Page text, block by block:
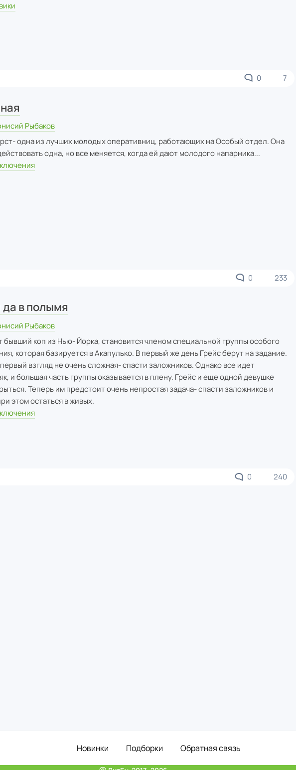
0 7
Рыбаков
одна из лучших молодых оперативниц, работающих на Особый отдел. Она
одна, но все меняется, когда ей дают молодого напарника...
0 233
да в полымя
Рыбаков
бывший коп из Нью- Йорка, становится членом специальной группы особого
которая базируется в Акапулько. В первый же день Грейс берут на задание.
взгляд не очень сложная- спасти заложников. Однако все идет
и большая часть группы оказывается в плену. Грейс и еще одной девушке
Теперь им предстоит очень непростая задача- спасти заложников и
этом остаться в живых.
0 240
Новинки Подборки Обратная связь